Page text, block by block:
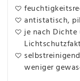
antistatisch,
je nach
weniger